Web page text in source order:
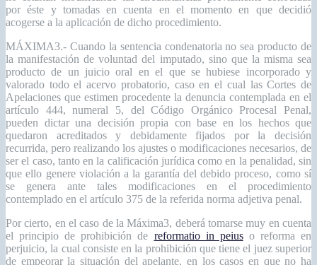
por éste y tomadas en cuenta en el momento en que decidió
acogerse a la aplicación de dicho procedimiento.
MÁXIMA3.- Cuando la sentencia condenatoria no sea producto de
la manifestación de voluntad del imputado, sino que la misma sea
producto de un juicio oral en el que se hubiese incorporado y
valorado todo el acervo probatorio, caso en el cual las Cortes de
Apelaciones que estimen procedente la denuncia contemplada en el
artículo 444, numeral 5, del Código Orgánico Procesal Penal,
pueden dictar una decisión propia con base en los hechos que
quedaron acreditados y debidamente fijados por la decisión
recurrida, pero realizando los ajustes o modificaciones necesarios, de
ser el caso, tanto en la calificación jurídica como en la penalidad, sin
que ello genere violación a la garantía del debido proceso, como sí
se genera ante tales modificaciones en el procedimiento
contemplado en el artículo 375 de la referida norma adjetiva penal.
Por cierto, en el caso de la Máxima3, deberá tomarse muy en cuenta
el principio de prohibición de reformatio in peiuso reforma en
perjuicio, la cual consiste en la prohibición que tiene el juez superior
de empeorar la situación del apelante, en los casos en que no ha